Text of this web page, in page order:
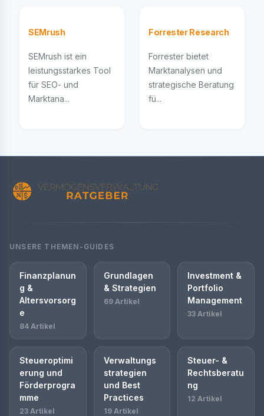
SEMrush
SEMrush ist ein
leistungsstarkes Tool
für SEO- und
Marktana...
Forrester Research
Forrester bietet
Marktanalysen und
strategische Beratung
fü...
UNSERE THEMEN-GUIDES
Finanzplanun
g &
Altersvorsorg
e
84 Artikel
Grundlagen
& Strategien
69 Artikel
Investment &
Portfolio
Management
33 Artikel
Steueroptimi
erung und
Förderprogra
mme
23 Artikel
Verwaltungs
strategien
und Best
Practices
19 Artikel
Steuer- &
Rechtsberatu
ng
12 Artikel